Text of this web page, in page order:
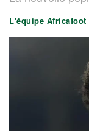
L'équipe Africafoot